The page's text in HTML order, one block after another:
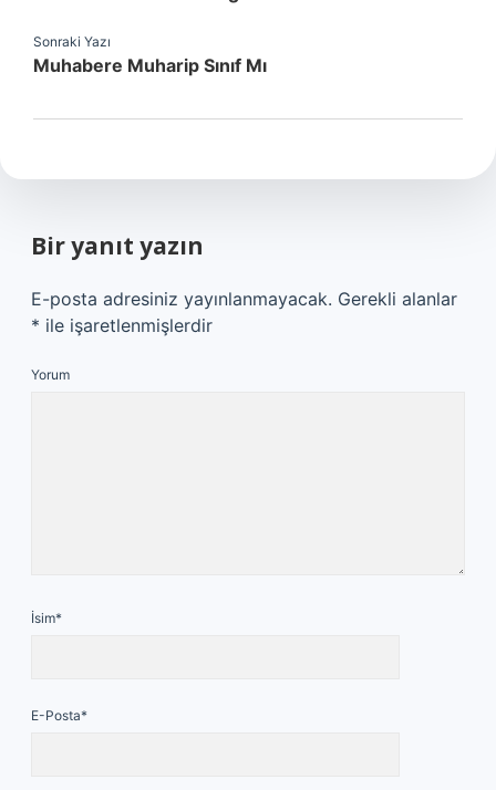
Sonraki Yazı
Muhabere Muharip Sınıf Mı
Bir yanıt yazın
E-posta adresiniz yayınlanmayacak. Gerekli alanlar
* ile işaretlenmişlerdir
Yorum
İsim*
E-Posta*